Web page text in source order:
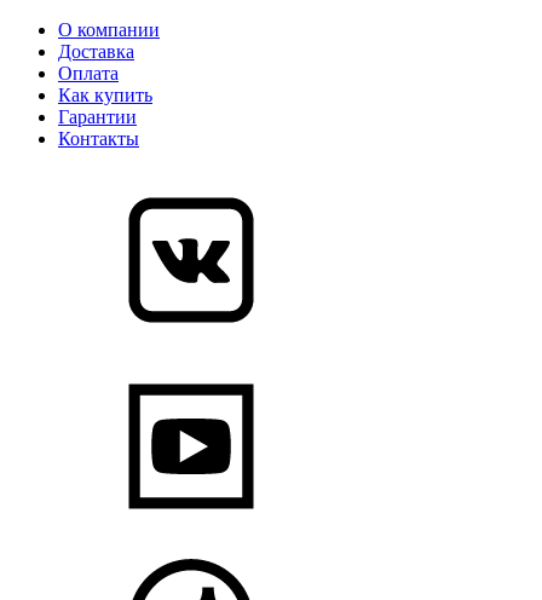
О компании
Доставка
Оплата
Как купить
Гарантии
Контакты